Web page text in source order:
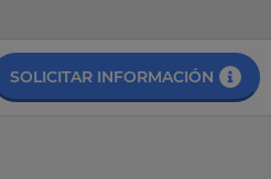
SOLICITAR INFORMACIÓN